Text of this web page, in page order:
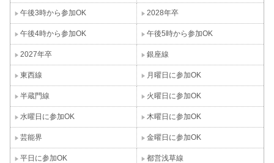
午後3時から参加OK 2028年卒
午後4時から参加OK 午後5時から参加OK
2027年卒 銀座線
東西線 月曜日に参加OK
半蔵門線 火曜日に参加OK
水曜日に参加OK 木曜日に参加OK
芸能界 金曜日に参加OK
平日に参加OK 都営浅草線